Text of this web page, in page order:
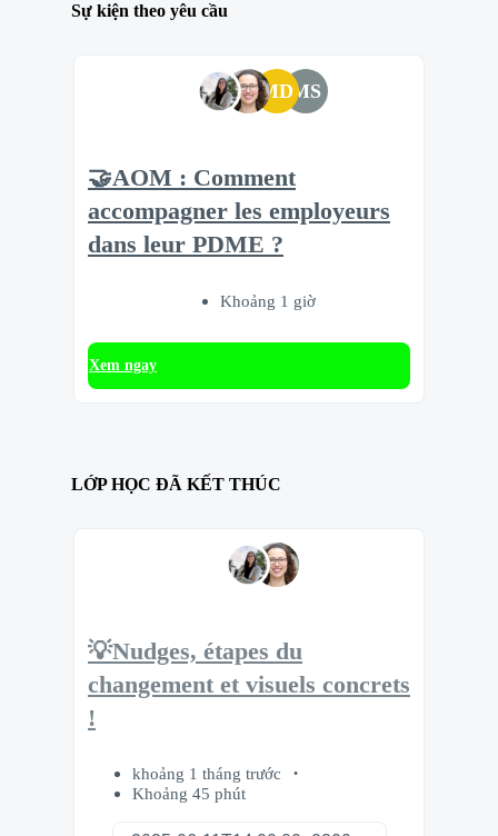
Sự kiện theo yêu cầu
MDMS
🤝AOM : Comment
accompagner les employeurs
dans leur PDME ?
Khoảng 1 giờ
Xem ngay
LỚP HỌC ĐÃ KẾT THÚC
💡Nudges, étapes du
changement et visuels concrets
!
khoảng 1 tháng trước
Khoảng 45 phút